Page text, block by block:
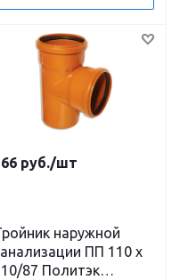
руб./шт
наружной
ПП 110 х
87 Политэк